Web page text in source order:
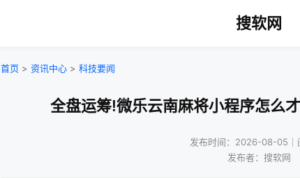
搜软网
首页 > 资讯中心 > 科技要闻
全盘运筹!微乐云南麻将小程序怎么
发布时间：2026-08-05｜
发布者：搜软网